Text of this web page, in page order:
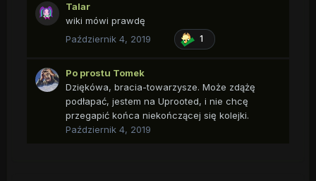
Talar
wiki mówi prawdę
Październik 4, 2019
1
Po prostu Tomek
Dziękówa, bracia-towarzysze. Może zdążę
podłapać, jestem na Uprooted, i nie chcę
przegapić końca niekończącej się kolejki.
Październik 4, 2019